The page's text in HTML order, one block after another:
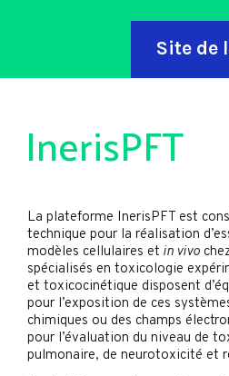
Site de
InerisPFT
La plateforme InerisPFT est
technique pour la réalisation
modèles cellulaires et in vivo
spécialisés en toxicologie
et toxicocinétique disposent
pour l’exposition de ces
chimiques ou des champs
pour l’évaluation du niveau de
pulmonaire, de neurotoxicité et